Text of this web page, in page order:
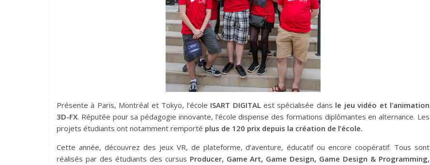
Présente à Paris, Montréal et Tokyo, l’école ISART DIGITALest spécialisée dans le jeu vidéo et l’animation
3D-FX. Réputée pour sa pédagogie innovante, l’école dispense des formations diplômantes en alternance. Les
projets étudiants ont notamment remporté plus de 120 prix depuis la création de l’école.
Cette année, découvrez des jeux VR, de plateforme, d’aventure, éducatif ou encore coopératif. Tous sont
réalisés par des étudiants des cursus Producer, Game Art, Game Design, Game Design & Programming,